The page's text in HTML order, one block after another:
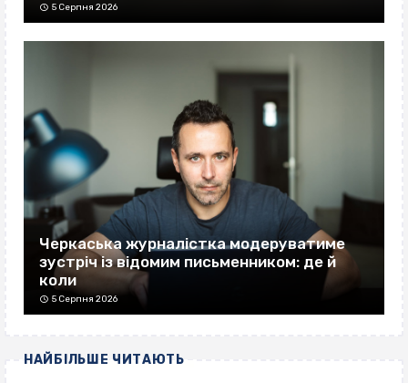
5 Серпня 2026
Черкаська журналістка модеруватиме
зустріч із відомим письменником: де й
коли
5 Серпня 2026
НАЙБІЛЬШЕ ЧИТАЮТЬ